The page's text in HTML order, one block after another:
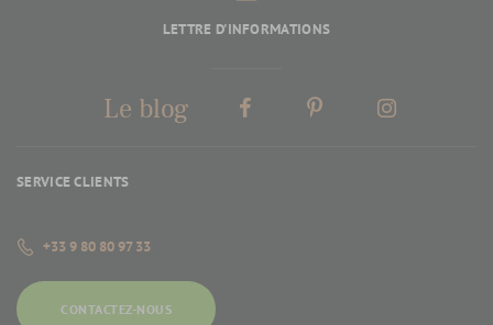
LETTRE D'INFORMATIONS
Le blog
SERVICE CLIENTS
+33 9 80 80 97 33
CONTACTEZ-NOUS